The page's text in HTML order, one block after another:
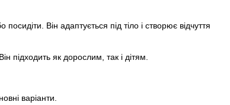
Він адаптується під тіло і створює відчуття
підходить як дорослим, так і дітям.
варіанти.